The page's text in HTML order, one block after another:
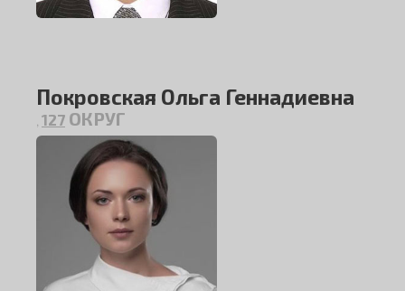
Покровская Ольга Геннадиевна
127 ОКРУГ